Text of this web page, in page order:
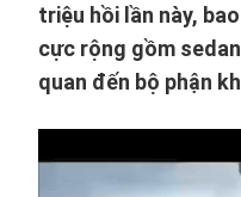
triệu hồi lần này,
cực rộng gồm
quan đến bộ phận